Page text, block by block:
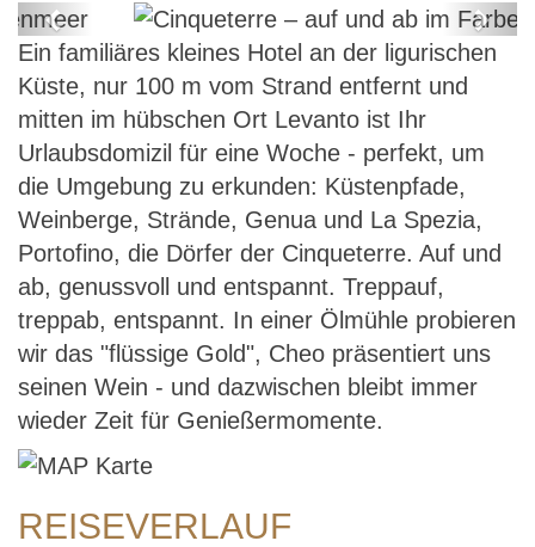
Cinqueterre – auf und ab im
Farbenmeer
Previous
Next
Ein familiäres kleines Hotel an der ligurischen
Küste, nur 100 m vom Strand entfernt und
mitten im hübschen Ort Levanto ist Ihr
Urlaubsdomizil für eine Woche - perfekt, um
die Umgebung zu erkunden: Küstenpfade,
Weinberge, Strände, Genua und La Spezia,
Portofino, die Dörfer der Cinqueterre. Auf und
ab, genussvoll und entspannt. Treppauf,
treppab, entspannt. In einer Ölmühle probieren
wir das "flüssige Gold", Cheo präsentiert uns
seinen Wein - und dazwischen bleibt immer
wieder Zeit für Genießermomente.
REISEVERLAUF